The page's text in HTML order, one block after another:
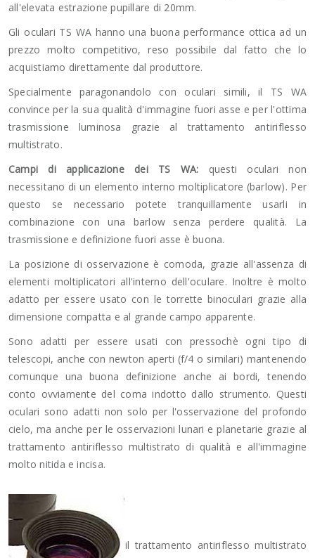
all'elevata estrazione pupillare di 20mm.
Gli oculari TS WA hanno una buona performance ottica ad un
prezzo molto competitivo, reso possibile dal fatto che lo
acquistiamo direttamente dal produttore.
Specialmente paragonandolo con oculari simili, il TS WA
convince per la sua qualità d'immagine fuori asse e per l'ottima
trasmissione luminosa grazie al trattamento antiriflesso
multistrato.
Campi di applicazione dei TS WA: questi oculari non
necessitano di un elemento interno moltiplicatore (barlow). Per
questo se necessario potete tranquillamente usarli in
combinazione con una barlow senza perdere qualità. La
trasmissione e definizione fuori asse è buona.
La posizione di osservazione è comoda, grazie all'assenza di
elementi moltiplicatori all'interno dell'oculare. Inoltre è molto
adatto per essere usato con le torrette binoculari grazie alla
dimensione compatta e al grande campo apparente.
Sono adatti per essere usati con pressochè ogni tipo di
telescopi, anche con newton aperti (f/4 o similari) mantenendo
comunque una buona definizione anche ai bordi, tenendo
conto ovviamente del coma indotto dallo strumento. Questi
oculari sono adatti non solo per l'osservazione del profondo
cielo, ma anche per le osservazioni lunari e planetarie grazie al
trattamento antiriflesso multistrato di qualità e all'immagine
molto nitida e incisa.
il trattamento antiriflesso multistrato